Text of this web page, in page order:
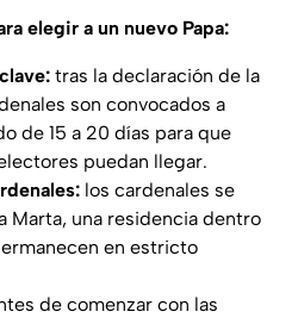
elegir a un nuevo Papa:
tras la declaración de la
son convocados a
de 15 a 20 días para que
puedan llegar.
los cardenales se
Marta, una residencia dentro
en estricto
de comenzar con las